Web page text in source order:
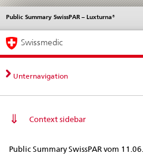
Direktnavigation
News,
Rechtsgrundlagen,
Kontakt
News & Updates
Public Summary SwissPAR – Luxturna®
Sprachwahl
Service
Hauptnavigation
Swissmedic
Unternavigation
Context sidebar
Public Summary SwissPAR vom